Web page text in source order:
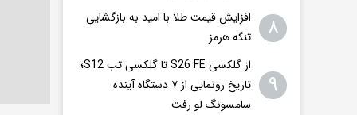
۸
افزایش قیمت طلا با امید به بازگشایی
تنگه هرمز
۹
از گلکسی S26 FE تا گلکسی تب S12؛
تاریخ رونمایی از ۷ دستگاه آینده
سامسونگ لو رفت